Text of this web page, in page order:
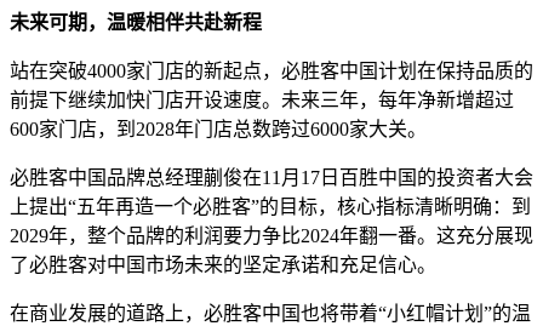
未来可期，温暖相伴共赴新程
站在突破4000家门店的新起点，必胜客中国计划在保持品质的
前提下继续加快门店开设速度。未来三年，每年净新增超过
600家门店，到2028年门店总数跨过6000家大关。
必胜客中国品牌总经理蒯俊在11月17日百胜中国的投资者大会
上提出“五年再造一个必胜客”的目标，核心指标清晰明确：到
2029年，整个品牌的利润要力争比2024年翻一番。这充分展现
了必胜客对中国市场未来的坚定承诺和充足信心。
在商业发展的道路上，必胜客中国也将带着“小红帽计划”的温